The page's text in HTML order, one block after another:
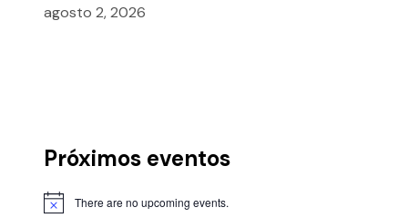
agosto 2, 2026
Próximos eventos
There are no upcoming events.